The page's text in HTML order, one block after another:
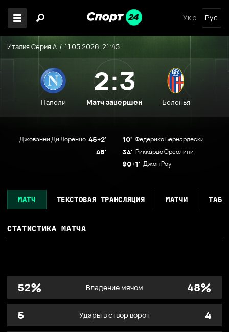
Укр Рус
Италия Серия А 11.05.2026, 21:45
Наполи
2:3
Матч завершен Болонья
Джованни Ди Лоренцо 45+2'
48'
Федерико Бернардески
10'
Риккардо Орсолини
34'
Джон Роу
90+1'
МАТЧ ТЕКСТОВАЯ ТРАНСЛЯЦИЯ МАТЧИ
СТАТИСТИКА МАТЧА
52% Владение мячом 48%
5 Удары в створ ворот
4